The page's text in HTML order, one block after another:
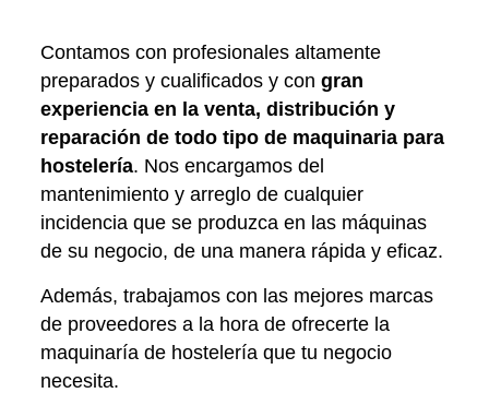
Contamos con profesionales altamente
preparados y cualificados y con gran
experiencia en la venta, distribución y
reparación de todo tipo de maquinaria para
hostelería. Nos encargamos del
mantenimiento y arreglo de cualquier
incidencia que se produzca en las máquinas
de su negocio, de una manera rápida y eficaz.
Además, trabajamos con las mejores marcas
de proveedores a la hora de ofrecerte la
maquinaría de hostelería que tu negocio
necesita.